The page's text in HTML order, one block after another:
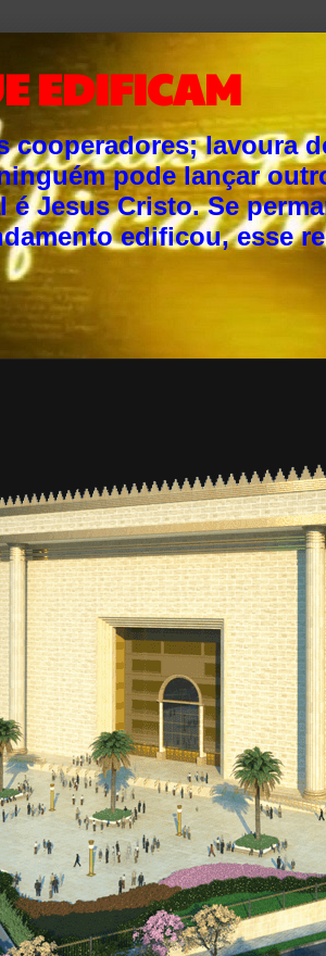
EDIFICAM
cooperadores; lavoura
pode lançar
Jesus Cristo. Se
edificou, esse